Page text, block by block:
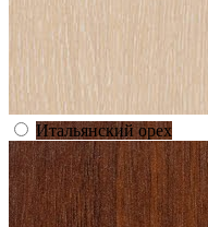
Итальянский орех